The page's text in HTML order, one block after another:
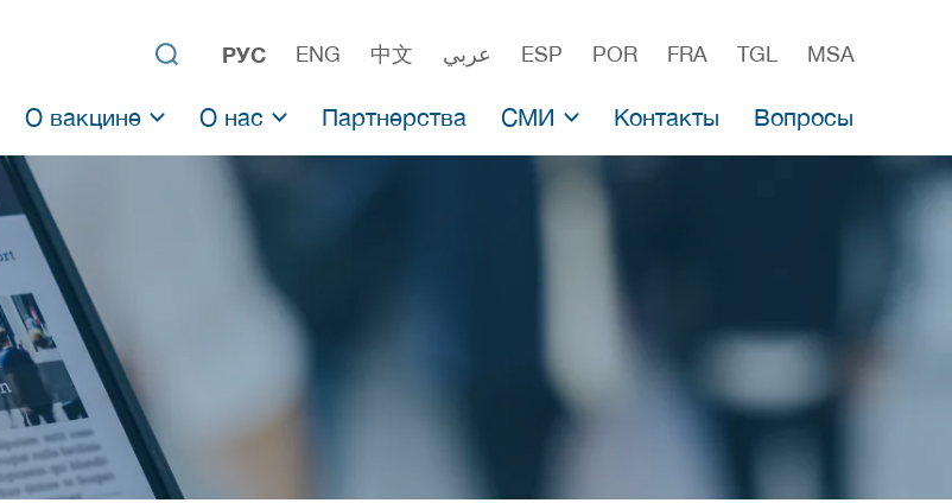
РУС ENG 中文 عربي ESP POR FRA TGL MSA
О вакцине
О Спутник V
О Спутник Лайт
Клинические испытания
Результаты применения вакцин
Научные исследования
Аденовирусные вакцины
Список исследований аденовирусных вакцин
О нас
Предыдущие разработки вакцин
Партнерства СМИ Контакты Вопросы